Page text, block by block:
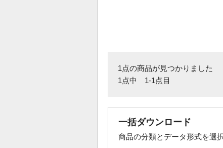
1点の商品が見つかりました
1点中 1-1点目
一括ダウンロード
商品の分類とデータ形式を選